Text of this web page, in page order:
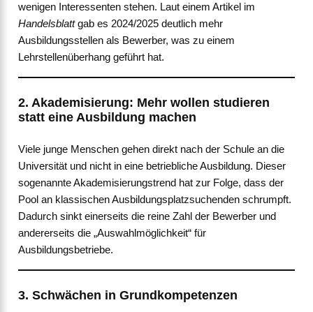
wenigen Interessenten stehen. Laut einem Artikel im
Handelsblattgab es 2024/2025 deutlich mehr
Ausbildungsstellen als Bewerber, was zu einem
Lehrstellenüberhang geführt hat.
2. Akademisierung: Mehr wollen studieren
statt eine Ausbildung machen
Viele junge Menschen gehen direkt nach der Schule an die
Universität und nicht in eine betriebliche Ausbildung. Dieser
sogenannte Akademisierungstrend hat zur Folge, dass der
Pool an klassischen Ausbildungsplatzsuchenden schrumpft.
Dadurch sinkt einerseits die reine Zahl der Bewerber und
andererseits die „Auswahlmöglichkeit“ für
Ausbildungsbetriebe.
3. Schwächen in Grundkompetenzen